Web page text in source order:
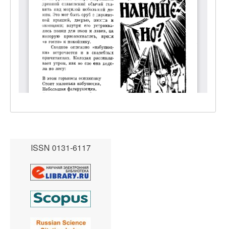
ISSN 0131-6117